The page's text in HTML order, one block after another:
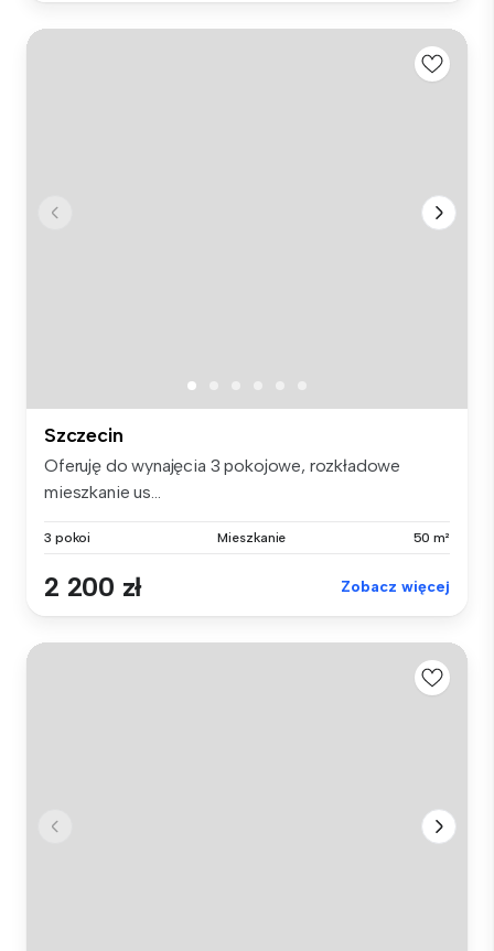
Szczecin
Oferuję do wynajęcia 3 pokojowe, rozkładowe
mieszkanie us...
3 pokoi Mieszkanie 50 m²
2 200 zł Zobacz więcej